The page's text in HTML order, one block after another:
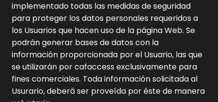
implementado todas las medidas de seguridad
para proteger los datos personales requeridos a
los Usuarios que hacen uso de la página Web. Se
podrán generar bases de datos con la
información proporcionada por el Usuario, las que
se utilizarán por cafaccess exclusivamente para
fines comerciales. Toda información solicitada al
Usurario, deberá ser proveída por éste de manera